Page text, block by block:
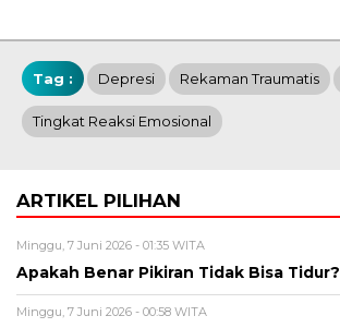
Tag : Depresi Rekaman Traumatis
Tingkat Reaksi Emosional
ARTIKEL PILIHAN
Minggu, 7 Juni 2026 - 01:35 WITA
Apakah Benar Pikiran Tidak Bisa Tidur?
Minggu, 7 Juni 2026 - 00:58 WITA